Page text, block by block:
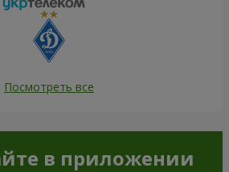
Посмотреть все
в приложении